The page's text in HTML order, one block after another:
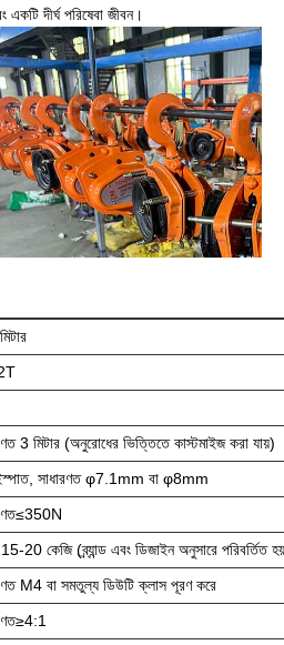
দীর্ঘ পরিষেবা জীবন।
3 মিটার (অনুরোধের ভিত্তিতে কাস্টমাইজ করা যায়)
সাধারণত φ7.1mm বা φ8mm
20 কেজি (ব্র্যান্ড এবং ডিজাইন অনুসারে পরিবর্তিত
M4 বা সমতুল্য ডিউটি ​​ক্লাস পূরণ করে